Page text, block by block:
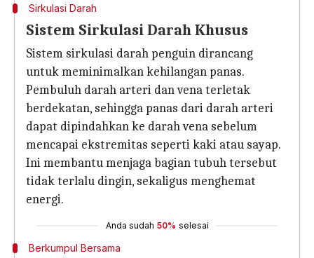
Sirkulasi Darah
Sistem Sirkulasi Darah Khusus
Sistem sirkulasi darah penguin dirancang
untuk meminimalkan kehilangan panas.
Pembuluh darah arteri dan vena terletak
berdekatan, sehingga panas dari darah arteri
dapat dipindahkan ke darah vena sebelum
mencapai ekstremitas seperti kaki atau sayap.
Ini membantu menjaga bagian tubuh tersebut
tidak terlalu dingin, sekaligus menghemat
energi.
Anda sudah 50% selesai
Berkumpul Bersama